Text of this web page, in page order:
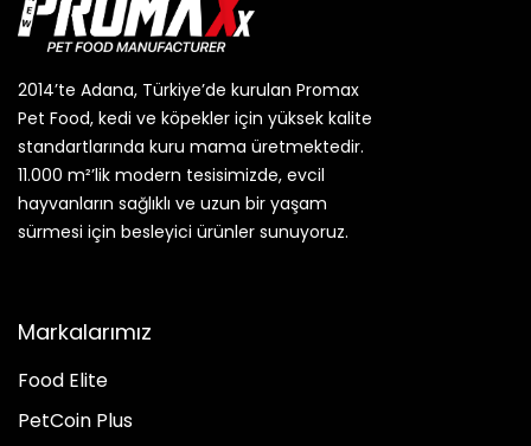
2014’te Adana, Türkiye’de kurulan Promax
Pet Food, kedi ve köpekler için yüksek kalite
standartlarında kuru mama üretmektedir.
11.000 m²’lik modern tesisimizde, evcil
hayvanların sağlıklı ve uzun bir yaşam
sürmesi için besleyici ürünler sunuyoruz.
Markalarımız
Food Elite
PetCoin Plus